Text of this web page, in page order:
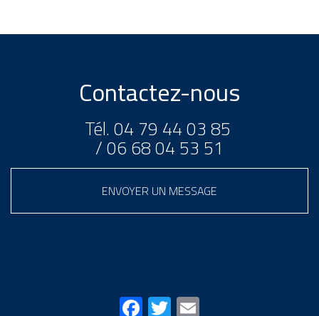
intérieurs à pour pergola à mesure de
Contactez-nous
Tél.04 79 44 03 85
/06 68 04 53 51
ENVOYER UN MESSAGE
Facebook
Twitter